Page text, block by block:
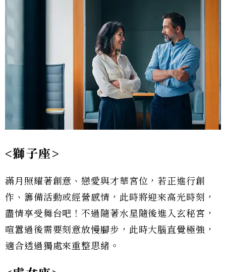
<獅子座>
滿月照耀著創意、戀愛與才華宮位，若正進行創
作、籌備活動或經營感情，此時將迎來高光時刻，
盡情享受舞台吧！不過隨著水星隨後進入玄秘宮，
喧囂過後需要刻意放慢腳步，此時大腦直覺極強，
適合透過獨處來重整思緒。